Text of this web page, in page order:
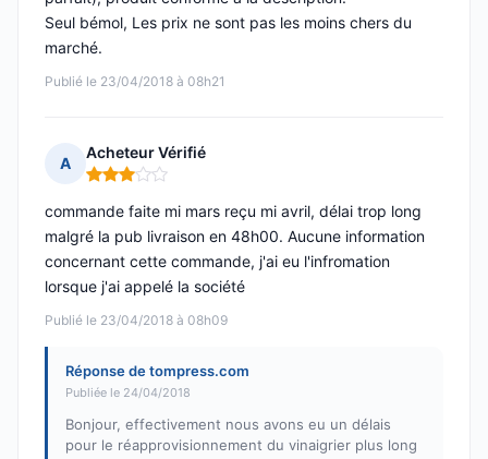
Publié le 23/04/2018 à 08h21
Seul bémol, Les prix ne sont pas les moins chers du
marché.
A
Acheteur Vérifié
Note : 3 sur 5
Publié le 23/04/2018 à 08h09
commande faite mi mars reçu mi avril, délai trop long
malgré la pub livraison en 48h00. Aucune information
concernant cette commande, j'ai eu l'infromation
lorsque j'ai appelé la société
Réponse de tompress.com
Publiée le 24/04/2018
Bonjour, effectivement nous avons eu un délais
pour le réapprovisionnement du vinaigrier plus long